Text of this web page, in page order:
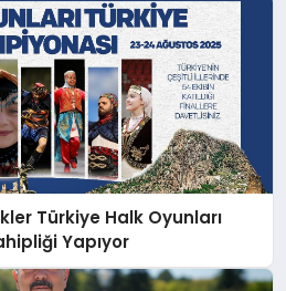
Türkiye Halk Oyunları
Yapıyor